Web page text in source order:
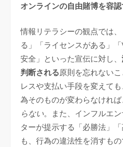
オンラインの自由賭博を容
情報リテラシーの観点では
る」「ライセンスがある」
安全」といった宣伝に対し、
判断される原則を忘れない
レスや支払い手段を変えて
為そのものが変わらなけれ
らない。また、インフルエ
ターが提示する「必勝法」「
も、行為の違法性を消すも